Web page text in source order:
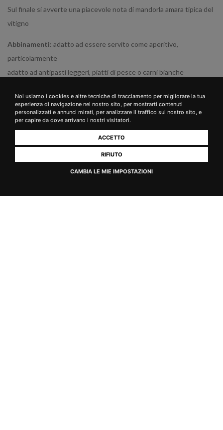
Noi usiamo i cookies e altre tecniche di tracciamento per migliorare la tua
esperienza di navigazione nel nostro sito, per mostrarti contenuti
personalizzati e annunci mirati, per analizzare il traffico sul nostro sito, e
per capire da dove arrivano i nostri visitatori.
ACCETTO
RIFIUTO
CAMBIA LE MIE IMPOSTAZIONI
Sul finale si avverte una piacevole nota di mandorla amara tipica del
vitigno
Abbinamenti: adatto ad essere servito come aperitivo,
particolarmente
adatto ad antipasti leggeri, piatti di pesce o carni bianche
Grado Alcolico:12,5%
Solfiti:Contiene solfiti